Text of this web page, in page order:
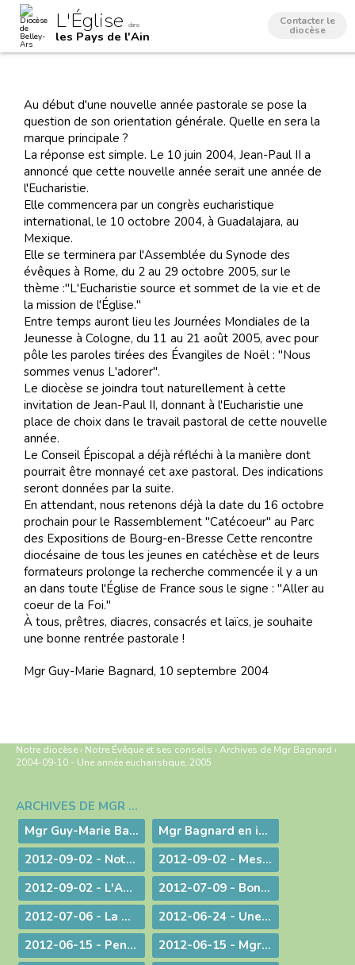
contenu.
Outils
personnels
L'Église dans
les Pays de l'Ain
Contacter le
diocèse
Au début d'une nouvelle année pastorale se pose la
question de son orientation générale. Quelle en sera la
marque principale ?
La réponse est simple. Le 10 juin 2004, Jean-Paul II a
annoncé que cette nouvelle année serait une année de
l'Eucharistie.
Elle commencera par un congrès eucharistique
international, le 10 octobre 2004, à Guadalajara, au
Mexique.
Elle se terminera par l'Assemblée du Synode des
évêques à Rome, du 2 au 29 octobre 2005, sur le
thème :"L'Eucharistie source et sommet de la vie et de
la mission de l'Église."
Entre temps auront lieu les Journées Mondiales de la
Jeunesse à Cologne, du 11 au 21 août 2005, avec pour
pôle les paroles tirées des Évangiles de Noël : "Nous
sommes venus L'adorer".
Le diocèse se joindra tout naturellement à cette
invitation de Jean-Paul II, donnant à l'Eucharistie une
place de choix dans le travail pastoral de cette nouvelle
année.
Le Conseil Épiscopal a déjà réfléchi à la manière dont
pourrait être monnayé cet axe pastoral. Des indications
seront données par la suite.
En attendant, nous retenons déjà la date du 16 octobre
prochain pour le Rassemblement "Catécoeur" au Parc
des Expositions de Bourg-en-Bresse Cette rencontre
diocésaine de tous les jeunes en catéchèse et de leurs
formateurs prolonge la recherche commencée il y a un
an dans toute l'Église de France sous le signe : "Aller au
coeur de la Foi."
À tous, prêtres, diacres, consacrés et laïcs, je souhaite
une bonne rentrée pastorale !
Mgr Guy-Marie Bagnard, 10 septembre 2004
Notre diocèse › Notre Évêque et ses conseils ›Archives de Mgr Bagnard ›
2004-09-10 - Une année eucharistique, 2005
Navigation
ARCHIVES DE MGR BAGNARD
Mgr Guy-Marie Bagnard, évêque émérite de Belley-Ars
Mgr Bagnard en images
2012-09-02 - Notre tâche est de faire entendre la voix d'une conscience droite !
2012-09-02 - Message d'au-revoir de Mgr Bagnard
2012-09-02 - L'Amour de l'Eglise !
2012-07-09 - Bonne Route !
2012-07-06 - La miséricorde et le ministère du prêtre
2012-06-24 - Une vie donnée pour le Christ
2012-06-15 - Pentecôte 2012 : La fête d'une famille aux nombreux enfants !
2012-06-15 - Mgr Pascal Roland, Évêque de Belley-Ars : Message de Mgr Guy Bagnard aux diocésains de Belley-Ars